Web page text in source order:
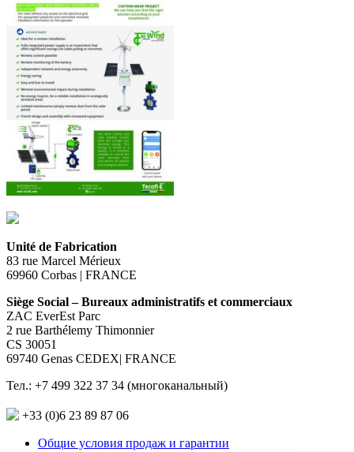
Unité de Fabrication
83 rue Marcel Mérieux
69960 Corbas | FRANCE
Siège Social – Bureaux administratifs et commerciaux
ZAC EverEst Parc
2 rue Barthélemy Thimonnier
CS 30051
69740 Genas CEDEX| FRANCE
Тел.: +7 499 322 37 34 (многоканальный)
+33 (0)6 23 89 87 06
Общие условия продаж и гарантии